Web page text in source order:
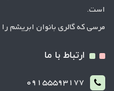
است.
مرسی که گالری بانوان ابریشم
ارتباط با ما
09155593177